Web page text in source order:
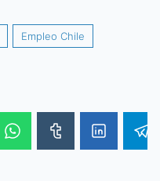
Empleo Chile